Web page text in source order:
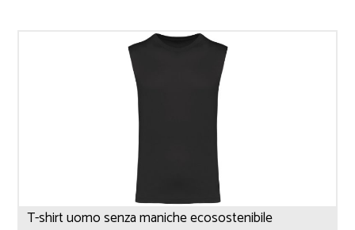
T-shirt uomo senza maniche ecosostenibile